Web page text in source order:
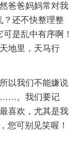
爸爸妈妈常对我
？还不快整理整
是乱中有序啊！
地里，天马行
以我们不能嫌说
……。我们要记
喜欢，尤其是我
您可别见笑喔！